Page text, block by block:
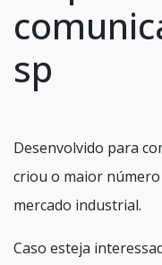
sp
Desenvolvido para
criou o maior
mercado industrial.
Caso esteja